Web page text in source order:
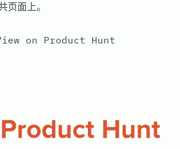
页面上。
on Product Hunt